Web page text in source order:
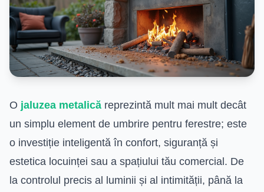
O jaluzea metalică reprezintă mult mai mult decât
un simplu element de umbrire pentru ferestre; este
o investiție inteligentă în confort, siguranță și
estetica locuinței sau a spațiului tău comercial. De
la controlul precis al luminii și al intimității, până la